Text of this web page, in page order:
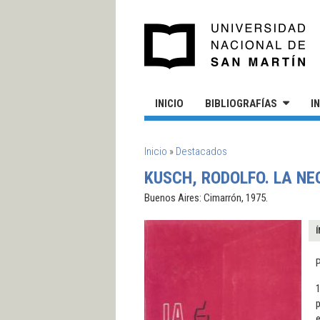
INICIO BIBLIOGRAFÍAS
SE ENCUENTRA USTED AQUÍ
Inicio » Destacados
KUSCH, RODOLFO. LA
Buenos Aires: Cimarrón, 1975.